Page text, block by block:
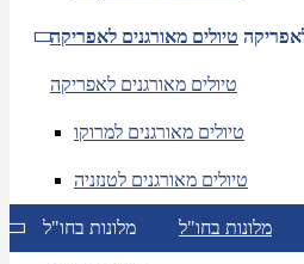
טיולים מאורגנים לאפריקה
טיולים מאורגנים לאפריקה
טיולים מאורגנים למרוקו
טיולים מאורגנים לטנזניה
מלונות בחו"ל מלונות בחו"ל